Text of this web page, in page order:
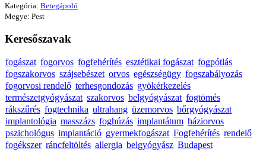
Kategória: Betegápoló
Megye: Pest
Keresőszavak
fogászat fogorvos fogfehérítés esztétikai fogászat fogpótlás
fogszakorvos szájsebészet orvos egészségügy fogszabályozás
fogorvosi rendelő terhesgondozás gyökérkezelés
természetgyógyászat szakorvos belgyógyászat fogtömés
rákszűrés fogtechnika ultrahang üzemorvos bőrgyógyászat
implantológia masszázs foghúzás implantátum háziorvos
pszichológus implantáció gyermekfogászat Fogfehérítés rendelő
fogékszer ráncfeltöltés allergia belgyógyász Budapest